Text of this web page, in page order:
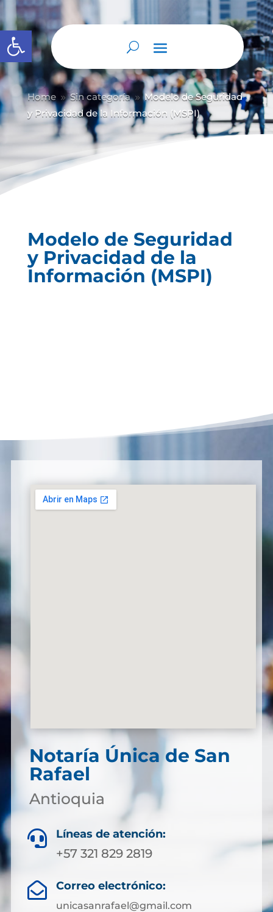
Abrir barra de herramientas
Home 9 Sin categoría 9 Modelo de Seguridad
y Privacidad de la Información (MSPI)
Modelo de Seguridad
y Privacidad de la
Información (MSPI)
Notaría Única de San
Rafael
Antioquia
 Líneas de atención:
+57 321 829 2819
 Correo electrónico:
unicasanrafael@gmail.com